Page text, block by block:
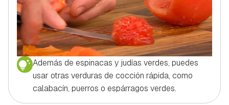
Además de espinacas y judías verdes, puedes
usar otras verduras de cocción rápida, como
calabacín, puerros o espárragos verdes.